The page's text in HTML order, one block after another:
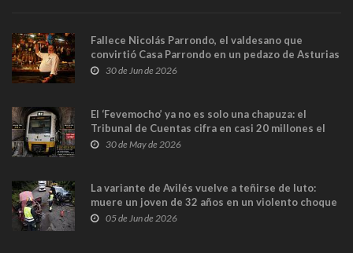
Fallece Nicolás Parrondo, el valdesano que
convirtió Casa Parrondo en un pedazo de Asturias
en Madrid
30 de Jun de 2026
El ‘Fevemocho’ ya no es solo una chapuza: el
Tribunal de Cuentas cifra en casi 20 millones el
sobrecoste de los trenes que no cabían por los
30 de May de 2026
La variante de Avilés vuelve a teñirse de luto:
muere un joven de 32 años en un violento choque
frontal
05 de Jun de 2026